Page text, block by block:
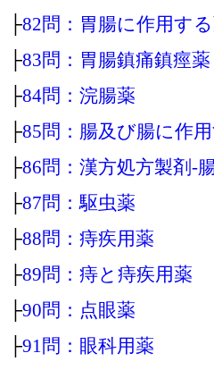
├82問：胃腸に作用する
├83問：胃腸鎮痛鎮痙薬
├84問：浣腸薬
├85問：腸及び腸に作
├86問：漢方処方製剤‐
├87問：駆虫薬
├88問：痔疾用薬
├89問：痔と痔疾用薬
├90問：点眼薬
├91問：眼科用薬